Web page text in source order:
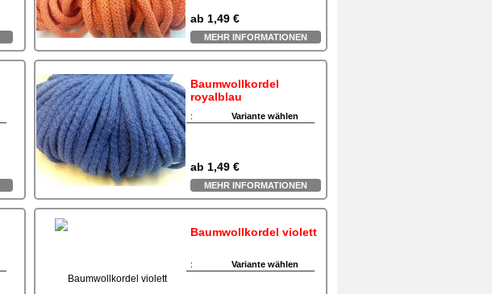
ab 1,49 €
MEHR INFORMATIONEN
Baumwollkordel
royalblau
: Variante wählen
ab 1,49 €
MEHR INFORMATIONEN
Baumwollkordel violett
: Variante wählen